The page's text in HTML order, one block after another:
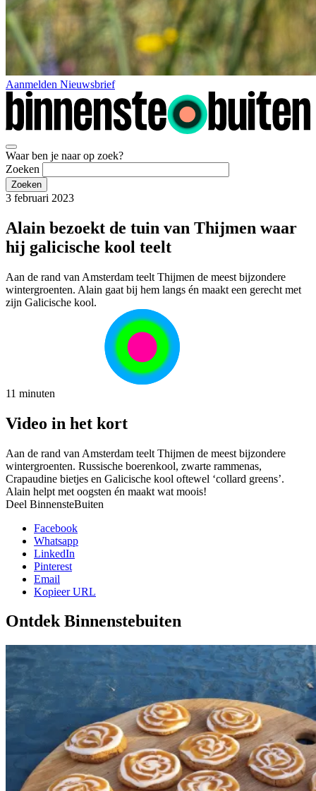
Aanmelden Nieuwsbrief
Waar ben je naar op zoek?
Zoeken
3 februari 2023
Alain bezoekt de tuin van Thijmen waar
hij galicische kool teelt
Aan de rand van Amsterdam teelt Thijmen de meest bijzondere
wintergroenten. Alain gaat bij hem langs én maakt een gerecht met
zijn Galicische kool.
11 minuten
Video in het kort
Aan de rand van Amsterdam teelt Thijmen de meest bijzondere
wintergroenten. Russische boerenkool, zwarte rammenas,
Crapaudine bietjes en Galicische kool oftewel ‘collard greens’.
Alain helpt met oogsten én maakt wat moois!
Deel BinnensteBuiten
Facebook
Whatsapp
LinkedIn
Pinterest
Email
Kopieer URL
Ontdek Binnenstebuiten